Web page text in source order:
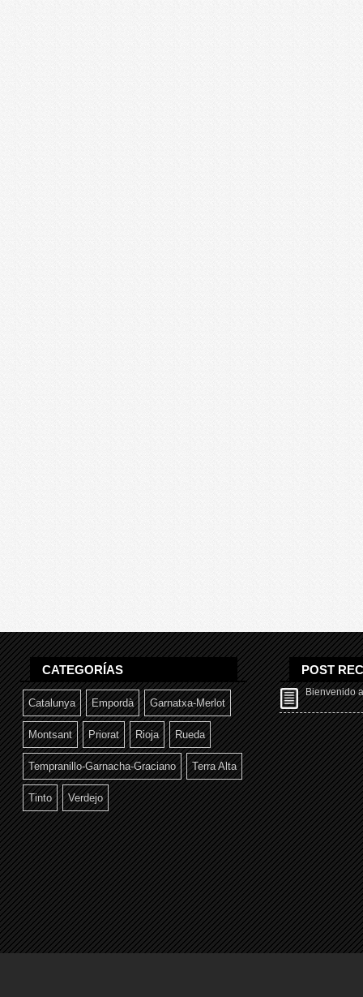
CATEGORÍAS
Catalunya Empordà Garnatxa-Merlot
Montsant Priorat Rioja Rueda
Tempranillo-Garnacha-Graciano Terra Alta
Tinto Verdejo
POST
Bienvenido